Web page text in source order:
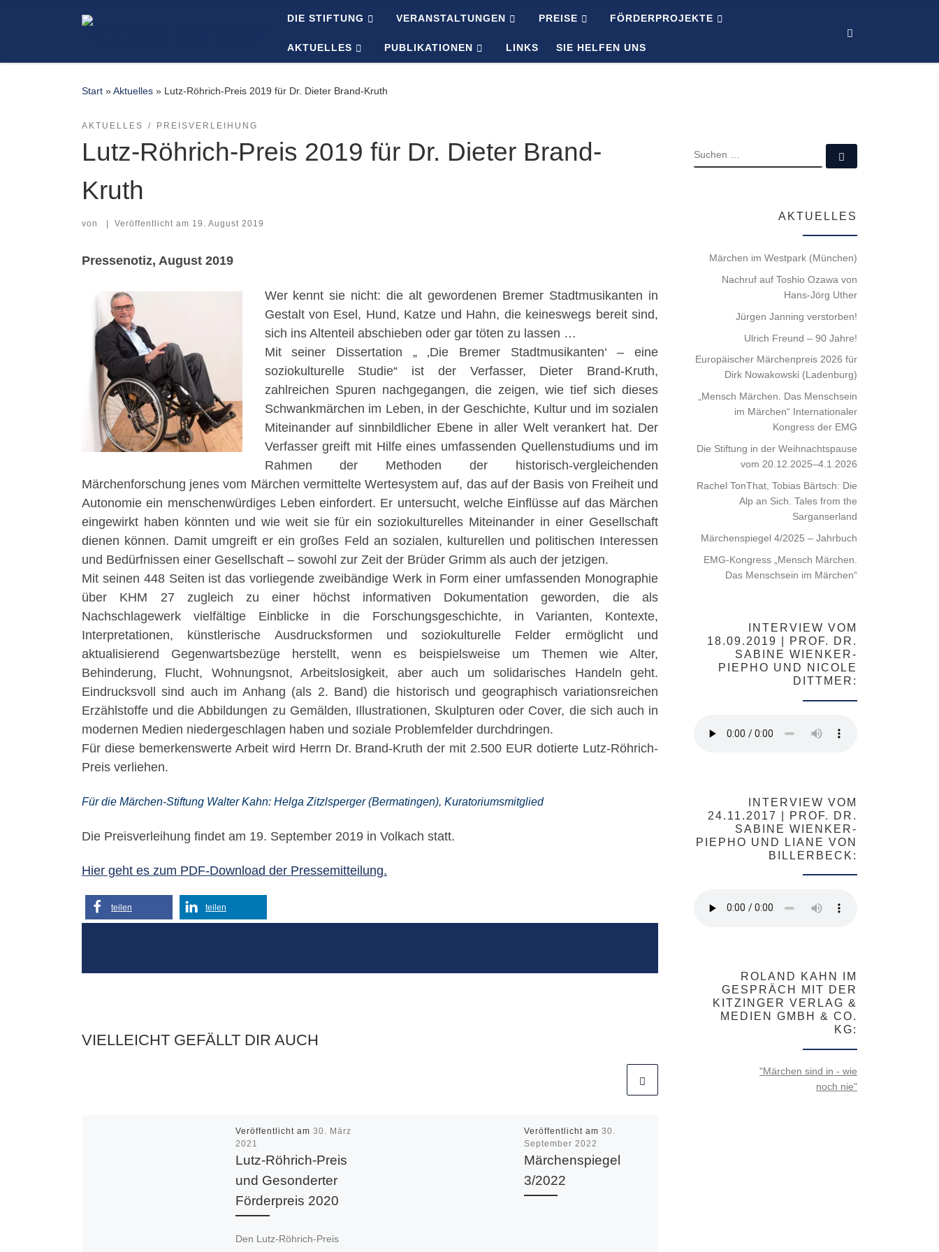
Zum Inhalt springen DIE STIFTUNG VERANSTALTUNGEN PREISE FÖRDERPROJEKTE
AKTUELLES PUBLIKATIONEN LINKS SIE HELFEN UNS
Start »Aktuelles » Lutz-Röhrich-Preis 2019 für Dr. Dieter Brand-Kruth
AKTUELLES PREISVERLEIHUNG
Lutz-Röhrich-Preis 2019 für Dr. Dieter Brand-
Kruth
von Veröffentlicht am 19. August 2019
Pressenotiz, August 2019
Wer kennt sie nicht: die alt gewordenen Bremer Stadtmusikanten in
Gestalt von Esel, Hund, Katze und Hahn, die keineswegs bereit sind,
sich ins Altenteil abschieben oder gar töten zu lassen …
Mit seiner Dissertation „ ‚Die Bremer Stadtmusikanten‘ – eine
soziokulturelle Studie“ ist der Verfasser, Dieter Brand-Kruth,
zahlreichen Spuren nachgegangen, die zeigen, wie tief sich dieses
Schwankmärchen im Leben, in der Geschichte, Kultur und im sozialen
Miteinander auf sinnbildlicher Ebene in aller Welt verankert hat. Der
Verfasser greift mit Hilfe eines umfassenden Quellenstudiums und im
Rahmen der Methoden der historisch-vergleichenden
Märchenforschung jenes vom Märchen vermittelte Wertesystem auf, das auf der Basis von Freiheit und
Autonomie ein menschenwürdiges Leben einfordert. Er untersucht, welche Einflüsse auf das Märchen
eingewirkt haben könnten und wie weit sie für ein soziokulturelles Miteinander in einer Gesellschaft
dienen können. Damit umgreift er ein großes Feld an sozialen, kulturellen und politischen Interessen
und Bedürfnissen einer Gesellschaft – sowohl zur Zeit der Brüder Grimm als auch der jetzigen.
Mit seinen 448 Seiten ist das vorliegende zweibändige Werk in Form einer umfassenden Monographie
über KHM 27 zugleich zu einer höchst informativen Dokumentation geworden, die als
Nachschlagewerk vielfältige Einblicke in die Forschungsgeschichte, in Varianten, Kontexte,
Interpretationen, künstlerische Ausdrucksformen und soziokulturelle Felder ermöglicht und
aktualisierend Gegenwartsbezüge herstellt, wenn es beispielsweise um Themen wie Alter,
Behinderung, Flucht, Wohnungsnot, Arbeitslosigkeit, aber auch um solidarisches Handeln geht.
Eindrucksvoll sind auch im Anhang (als 2. Band) die historisch und geographisch variationsreichen
Erzählstoffe und die Abbildungen zu Gemälden, Illustrationen, Skulpturen oder Cover, die sich auch in
modernen Medien niedergeschlagen haben und soziale Problemfelder durchdringen.
Für diese bemerkenswerte Arbeit wird Herrn Dr. Brand-Kruth der mit 2.500 EUR dotierte Lutz-Röhrich-
Preis verliehen.
Für die Märchen-Stiftung Walter Kahn: Helga Zitzlsperger (Bermatingen), Kuratoriumsmitglied
Die Preisverleihung findet am 19. September 2019 in Volkach statt.
Hier geht es zum PDF-Download der Pressemitteilung.
teilen teilen
VIELLEICHT GEFÄLLT DIR AUCH
Veröffentlicht am30. März
2021
Lutz-Röhrich-Preis
und Gesonderter
Förderpreis 2020
Den Lutz-Röhrich-Preis
Veröffentlicht am 30.
September 2022
Märchenspiegel
3/2022
SUCHE
AKTUELLES
Märchen im Westpark (München)
Nachruf auf Toshio Ozawa von
Hans-Jörg Uther
Jürgen Janning verstorben!
Ulrich Freund – 90 Jahre!
Europäischer Märchenpreis 2026 für
Dirk Nowakowski (Ladenburg)
„Mensch Märchen. Das Menschsein
im Märchen“ Internationaler
Kongress der EMG
Die Stiftung in der Weihnachtspause
vom 20.12.2025–4.1.2026
Rachel TonThat, Tobias Bärtsch: Die
Alp an Sich. Tales from the
Sarganserland
Märchenspiegel 4/2025 – Jahrbuch
EMG-Kongress „Mensch Märchen.
Das Menschsein im Märchen“
INTERVIEW VOM
18.09.2019 | PROF. DR.
SABINE WIENKER-
PIEPHO UND NICOLE
DITTMER:
INTERVIEW VOM
24.11.2017 | PROF. DR.
SABINE WIENKER-
PIEPHO UND LIANE VON
BILLERBECK:
ROLAND KAHN IM
GESPRÄCH MIT DER
KITZINGER VERLAG &
MEDIEN GMBH & CO.
KG:
"Märchen sind in - wie
noch nie"